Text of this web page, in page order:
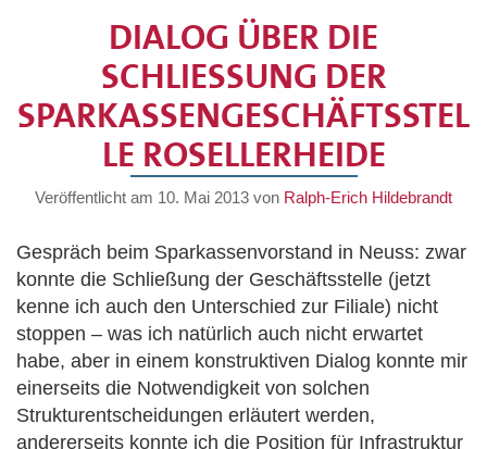
DIALOG ÜBER DIE
SCHLIESSUNG DER S
PARKASSENGESCHÄFTSSTELL
E ROSELLERHEIDE
Veröffentlicht am 10. Mai 2013 von Ralph-Erich Hildebrandt
Gespräch beim Sparkassenvorstand in Neuss: zwar
konnte die Schließung der Geschäftsstelle (jetzt
kenne ich auch den Unterschied zur Filiale) nicht
stoppen – was ich natürlich auch nicht erwartet
habe, aber in einem konstruktiven Dialog konnte mir
einerseits die Notwendigkeit von solchen
Strukturentscheidungen erläutert werden,
andererseits konnte ich die Position für Infrastruktur